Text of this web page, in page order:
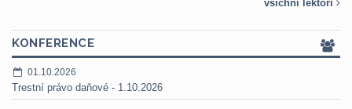
všichni lektoři
KONFERENCE
01.10.2026
Trestní právo daňové - 1.10.2026